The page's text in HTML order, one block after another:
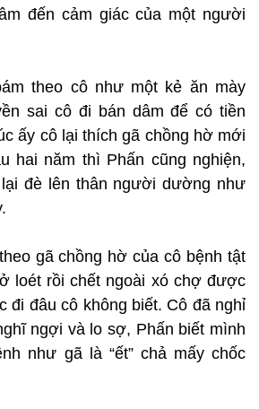
đến cảm giác của một người
theo cô như một kẻ ăn mày
sai cô đi bán dâm để có tiền
ấy cô lại thích gã chồng hờ mới
hai năm thì Phấn cũng nghiện,
đè lên thân người dường như
gã chồng hờ của cô bệnh tật
loét rồi chết ngoài xó chợ được
đi đâu cô không biết. Cô đã nghỉ
ngợi và lo sợ, Phấn biết mình
như gã là “ết” chả mấy chốc